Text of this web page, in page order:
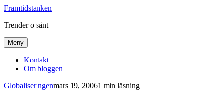
Framtidstanken
Trender o sånt
Meny
Kontakt
Om bloggen
Globaliseringenmars 19, 20061 min läsning